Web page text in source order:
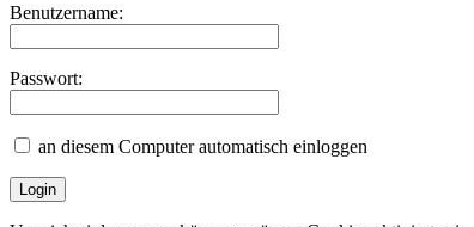
Benutzername:
Passwort:
an diesem Computer automatisch einloggen